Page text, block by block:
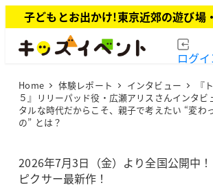
イ
子どもとお出かけ!東京近郊の遊び場
ログイ
Home 体験レポート インタビュー
『
５』リリーパッド役・広瀬アリスさんインタビ
タルな時代だからこそ、親子で考えたい “変わ
の” とは？
2026年7月3日（金）より全国公開中
ピクサー最新作！